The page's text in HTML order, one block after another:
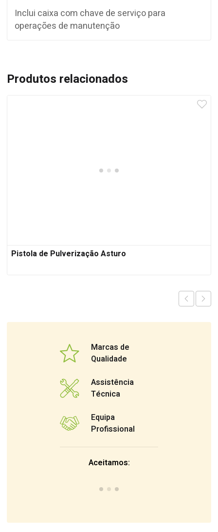
Inclui caixa com chave de serviço para
operações de manutenção
Produtos relacionados
Pistola de Pulverização Asturo
Marcas de
Qualidade
Assistência
Técnica
Equipa
Profissional
Aceitamos: